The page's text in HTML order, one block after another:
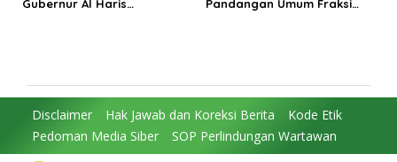
Gubernur Al Haris
Pandangan Umum Fraksi
Disclaimer Hak Jawab dan Koreksi Berita
Kode Etik
Pedoman Media Siber
SOP Perlindungan Wartawan